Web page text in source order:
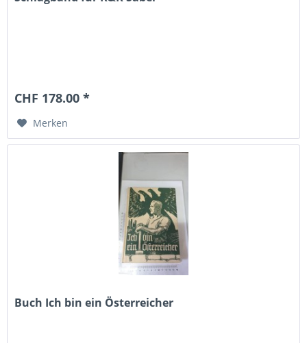
CHF 178.00 *
Merken
Buch Ich bin ein Österreicher